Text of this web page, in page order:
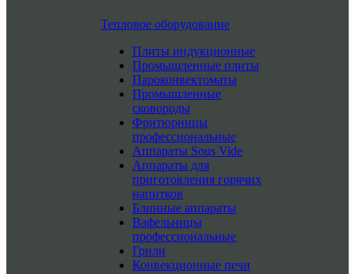
Тепловое оборудование
Плиты индукционные
Промышленные плиты
Пароконвектоматы
Промышленные
сковороды
Фритюрницы
профессиональные
Аппараты Sous Vide
Аппараты для
приготовления горячих
напитков
Блинные аппараты
Вафельницы
профессиональные
Грили
Конвекционные печи